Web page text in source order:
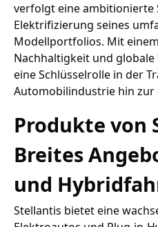
verfolgt eine ambitionierte
Elektrifizierung seines
Modellportfolios. Mit
Nachhaltigkeit und
eine Schlüsselrolle in der
Automobilindustrie hin
Produkte von
Breites
und
Stellantis bietet eine